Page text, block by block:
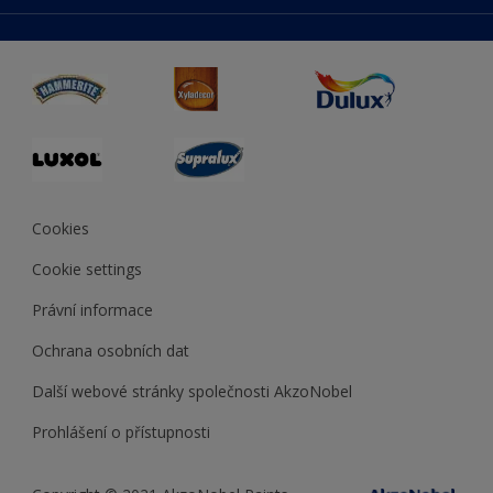
duluxmaliar.sk
duluxprodejnabarev.cz
duluxpredajnafarieb.sk
Cookies
Cookie settings
Právní informace
Ochrana osobních dat
Další webové stránky společnosti AkzoNobel
Prohlášení o přístupnosti